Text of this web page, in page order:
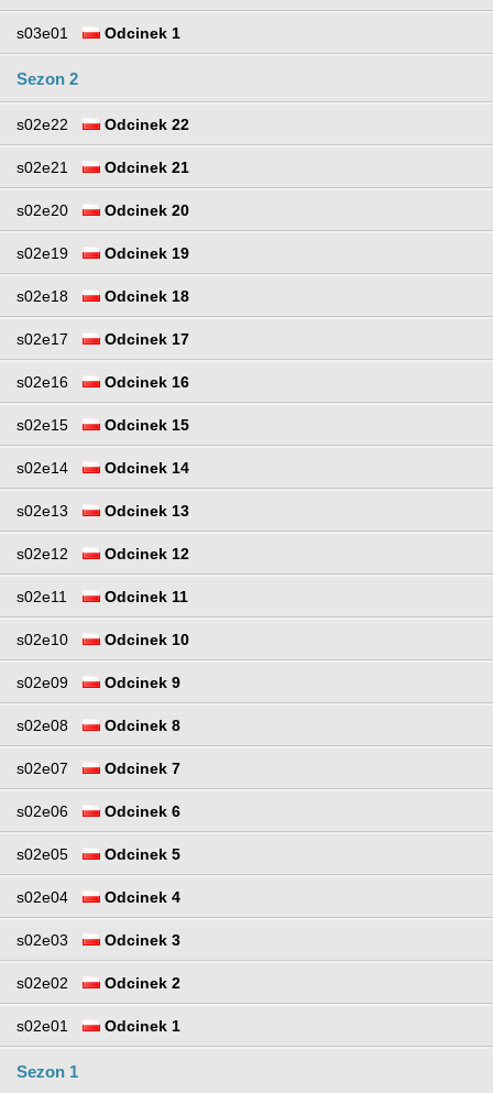
s03e01 Odcinek 1
Sezon 2
s02e22 Odcinek 22
s02e21 Odcinek 21
s02e20 Odcinek 20
s02e19 Odcinek 19
s02e18 Odcinek 18
s02e17 Odcinek 17
s02e16 Odcinek 16
s02e15 Odcinek 15
s02e14 Odcinek 14
s02e13 Odcinek 13
s02e12 Odcinek 12
s02e11 Odcinek 11
s02e10 Odcinek 10
s02e09 Odcinek 9
s02e08 Odcinek 8
s02e07 Odcinek 7
s02e06 Odcinek 6
s02e05 Odcinek 5
s02e04 Odcinek 4
s02e03 Odcinek 3
s02e02 Odcinek 2
s02e01 Odcinek 1
Sezon 1